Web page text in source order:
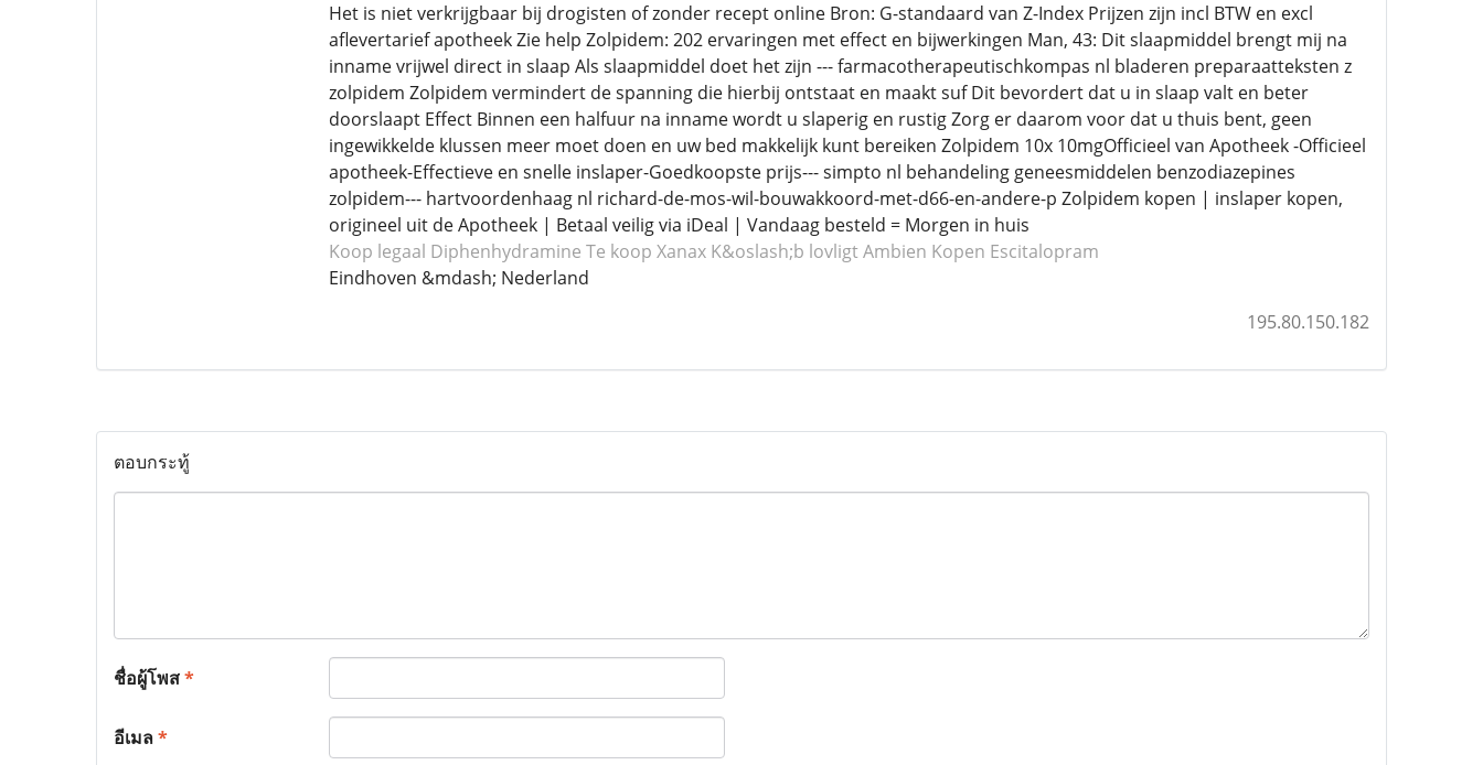
Het is niet verkrijgbaar bij drogisten of zonder recept online Bron: G-standaard van Z-Index Prijzen zijn incl BTW en excl
aflevertarief apotheek Zie help Zolpidem: 202 ervaringen met effect en bijwerkingen Man, 43: Dit slaapmiddel brengt mij na
inname vrijwel direct in slaap Als slaapmiddel doet het zijn --- farmacotherapeutischkompas nl bladeren preparaatteksten z
zolpidem Zolpidem vermindert de spanning die hierbij ontstaat en maakt suf Dit bevordert dat u in slaap valt en beter
doorslaapt Effect Binnen een halfuur na inname wordt u slaperig en rustig Zorg er daarom voor dat u thuis bent, geen
ingewikkelde klussen meer moet doen en uw bed makkelijk kunt bereiken Zolpidem 10x 10mgOfficieel van Apotheek -Officieel
apotheek-Effectieve en snelle inslaper-Goedkoopste prijs--- simpto nl behandeling geneesmiddelen benzodiazepines
zolpidem--- hartvoordenhaag nl richard-de-mos-wil-bouwakkoord-met-d66-en-andere-p Zolpidem kopen | inslaper kopen,
origineel uit de Apotheek | Betaal veilig via iDeal | Vandaag besteld = Morgen in huis
Koop legaal Diphenhydramine Te koop Xanax K&oslash;b lovligt Ambien Kopen Escitalopram
Eindhoven &mdash; Nederland
195.80.150.182
ตอบกระทู้
ชื่อผู้โพส*
อีเมล*